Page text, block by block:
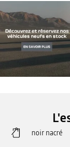
noir nacré